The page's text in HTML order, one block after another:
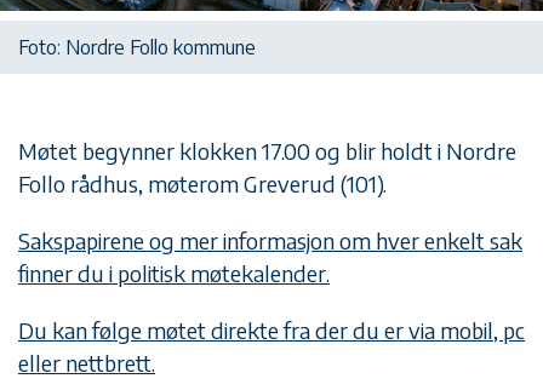
Foto: Nordre Follo kommune
Møtet begynner klokken 17.00 og blir holdt i Nordre
Follo rådhus, møterom Greverud (101).
Sakspapirene og mer informasjon om hver enkelt sak
finner du i politisk møtekalender.
Du kan følge møtet direkte fra der du er via mobil, pc
eller nettbrett.